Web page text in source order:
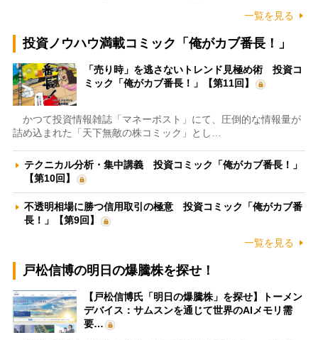
一覧を見る
投資ノウハウ満載コミック「俺がカブ番長！」
「売り時」を逃さないトレンド見極め術 投資コ
ミック「俺がカブ番長！」【第11回】
かつて投資情報雑誌「マネーポスト」にて、圧倒的な情報量が
詰め込まれた「天下無敵の株コミック」とし…
テクニカル分析・集中講義 投資コミック「俺がカブ番長！」
【第10回】
不透明相場に勝つ信用取引の極意 投資コミック「俺がカブ番
長！」【第9回】
一覧を見る
戸松信博の明日の爆騰株を探せ！
【戸松信博氏「明日の爆騰株」を探せ】トーメン
デバイス：サムスンを通じて世界のAIメモリ需
要…